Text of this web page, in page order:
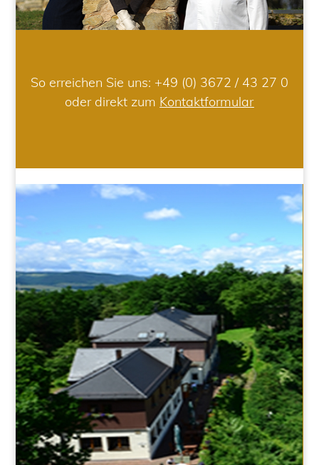
So erreichen Sie uns: +49 (0) 3672 / 43 27 0
oder direkt zum Kontaktformular
HOTEL